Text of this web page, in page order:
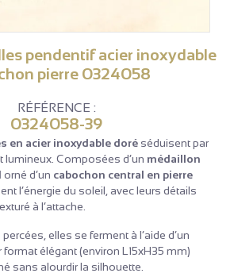
pendentif acier inoxydable
pierre 0324058
RÉFÉRENCE :
0324058-39
en acier inoxydable doré séduisent par
lumineux. Composées d’un médaillon
orné d’un cabochon central en pierre
l’énergie du soleil, avec leurs détails
à l’attache.
elles se ferment à l’aide d’un
format élégant (environ L15xH35 mm)
sans alourdir la silhouette.